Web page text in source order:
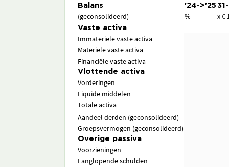
Balans '24->'25
(geconsolideerd) % x €
Vaste activa
Immateriële vaste activa
Materiële vaste activa
Financiële vaste activa
Vlottende activa
Vorderingen
Liquide middelen
Totale activa
Aandeel derden (geconsolideerd)
Groepsvermogen (geconsolideerd)
Overige passiva
Voorzieningen
Langlopende schulden